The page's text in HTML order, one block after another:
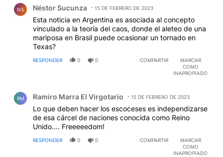
NS Néstor Sucunza 15 DE FEBRERO DE 2023
Esta noticia en Argentina es asociada al concepto
vinculado a la teoría del caos, donde el aleteo de una
mariposa en Brasil puede ocasionar un tornado en
Texas?
RESPONDER 0 0 COMPARTIR
MARCAR
COMO
INAPROPIADO
RM Ramiro Marra El Virgotario 15 DE FEBRERO DE 2023
Lo que deben hacer los escoceses es independizarse
de esa cárcel de naciones conocida como Reino
Unido.... Freeeeedom!
RESPONDER 0 0 COMPARTIR
MARCAR
COMO
INAPROPIADO